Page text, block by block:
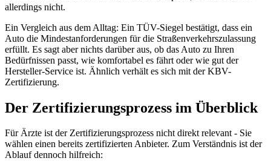
allerdings nicht.
Ein Vergleich aus dem Alltag: Ein TÜV-Siegel bestätigt, dass ein
Auto die Mindestanforderungen für die Straßenverkehrszulassung
erfüllt. Es sagt aber nichts darüber aus, ob das Auto zu Ihren
Bedürfnissen passt, wie komfortabel es fährt oder wie gut der
Hersteller-Service ist. Ähnlich verhält es sich mit der KBV-
Zertifizierung.
Der Zertifizierungsprozess im Überblick
Für Ärzte ist der Zertifizierungsprozess nicht direkt relevant - Sie
wählen einen bereits zertifizierten Anbieter. Zum Verständnis ist der
Ablauf dennoch hilfreich: